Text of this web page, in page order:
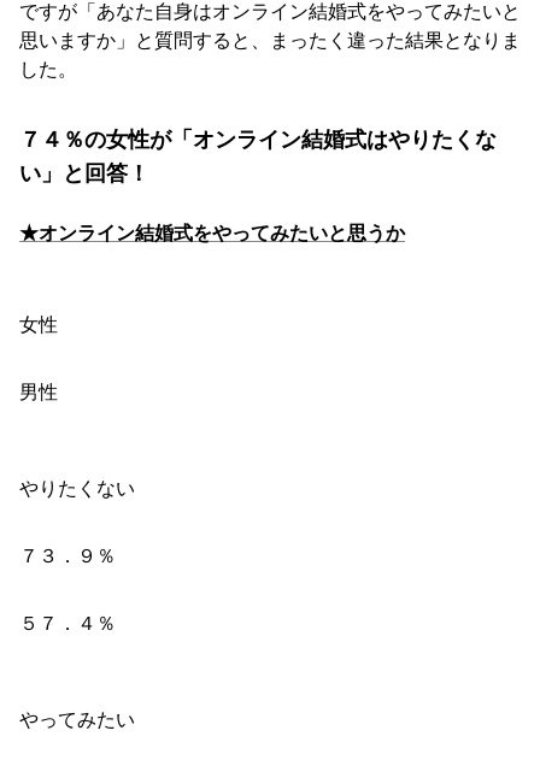
ですが「あなた自身はオンライン結婚式をやってみたいと
思いますか」と質問すると、まったく違った結果となりま
した。
７４％の女性が「オンライン結婚式はやりたくな
い」と回答！
★オンライン結婚式をやってみたいと思うか
女性
やりたくない
７３．９％
５７．４％
やってみたい